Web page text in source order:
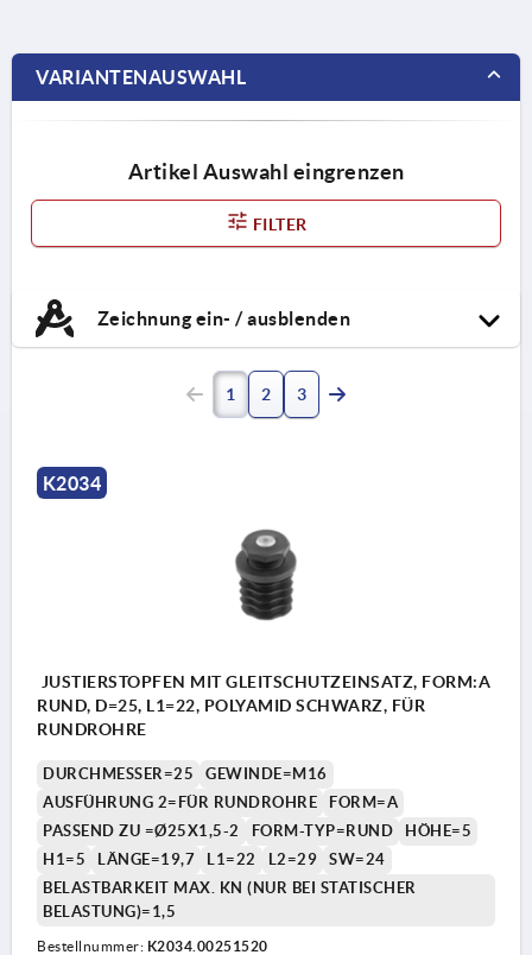
VARIANTENAUSWAHL
Artikel Auswahl eingrenzen
FILTER
Zeichnung ein- / ausblenden
1 2 3
K2034
JUSTIERSTOPFEN MIT GLEITSCHUTZEINSATZ, FORM:A
RUND, D=25, L1=22, POLYAMID SCHWARZ, FÜR
RUNDROHRE
DURCHMESSER=25
GEWINDE=M16
AUSFÜHRUNG 2=FÜR RUNDROHRE
FORM=A
PASSEND ZU =Ø25X1,5-2
FORM-TYP=RUND
HÖHE=5
H1=5
LÄNGE=19,7 L1=22 L2=29
SW=24
BELASTBARKEIT MAX. KN (NUR BEI STATISCHER
BELASTUNG)=1,5
Bestellnummer: K2034.00251520